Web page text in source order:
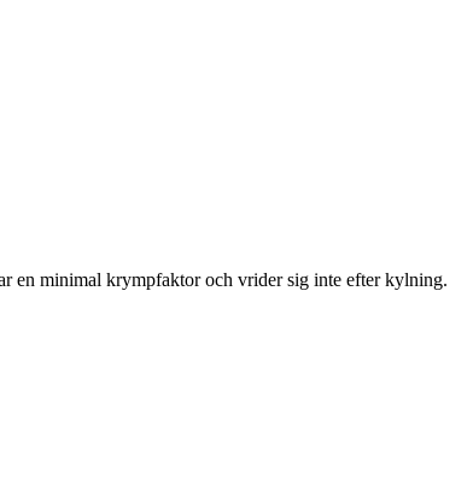
en minimal krympfaktor och vrider sig inte efter kylning.